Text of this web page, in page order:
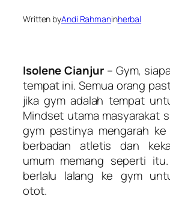
Written byAndi Rahmaninherbal
Isolene Cianjur– Gym,
tempat ini. Semua orang
jika gym adalah tempat
Mindset utama masyarakat
gym pastinya mengarah
berbadan atletis dan
umum memang seperti
berlalu lalang ke gym
otot.